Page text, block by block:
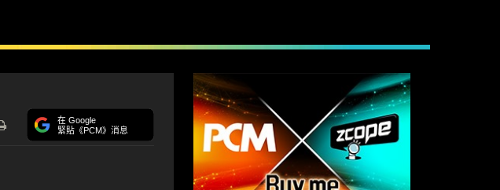
在 Google
緊貼《PCM》消息